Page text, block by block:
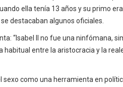
ella tenía 13 años y su primo
destacaban algunos oficiales.
“Isabel II no fue una ninfómana,
entre la aristocracia y la
sexo como una herramienta en